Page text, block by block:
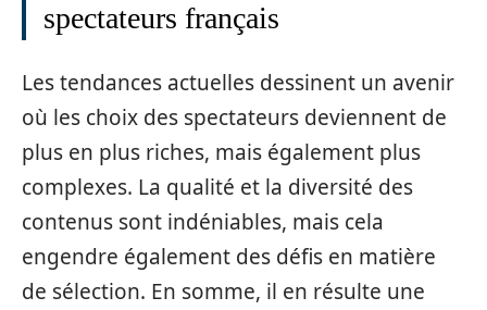
spectateurs français
Les tendances actuelles dessinent un avenir
où les choix des spectateurs deviennent de
plus en plus riches, mais également plus
complexes. La qualité et la diversité des
contenus sont indéniables, mais cela
engendre également des défis en matière
de sélection. En somme, il en résulte une